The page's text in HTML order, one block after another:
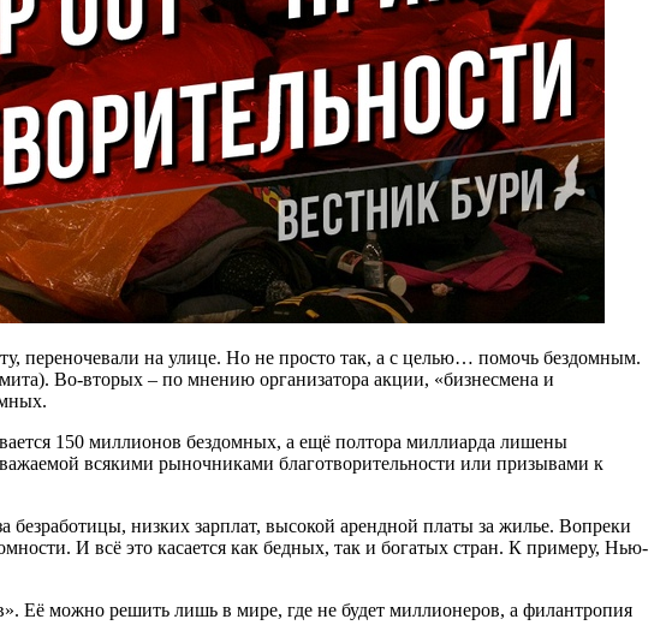
переночевали на улице. Но не просто так, а с целью… помочь бездомным.
Во-вторых – по мнению организатора акции, «бизнесмена и
150 миллионов бездомных, а ещё полтора миллиарда лишены
всякими рыночниками благотворительности или призывами к
низких зарплат, высокой арендной платы за жилье. Вопреки
И всё это касается как бедных, так и богатых стран. К примеру, Нью-
Её можно решить лишь в мире, где не будет миллионеров, а филантропия